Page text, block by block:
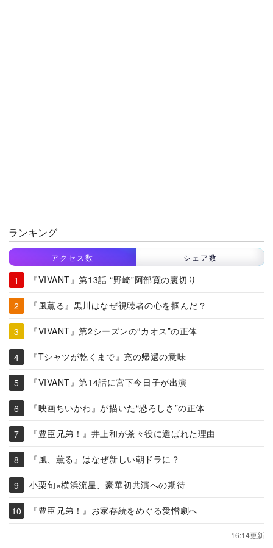
ランキング
アクセス数 シェア数
『VIVANT』第13話 “野崎”阿部寛の裏切り
『風薫る』黒川はなぜ視聴者の心を掴んだ？
『VIVANT』第2シーズンの“カオス”の正体
『Tシャツが乾くまで』充の帰還の意味
『VIVANT』第14話に宮下今日子が出演
『映画ちいかわ』が描いた“恐ろしさ”の正体
『豊臣兄弟！』井上和が茶々役に選ばれた理由
『風、薫る』はなぜ新しい朝ドラに？
小栗旬×横浜流星、豪華初共演への期待
『豊臣兄弟！』お家存続をめぐる愛憎劇へ
16:14更新